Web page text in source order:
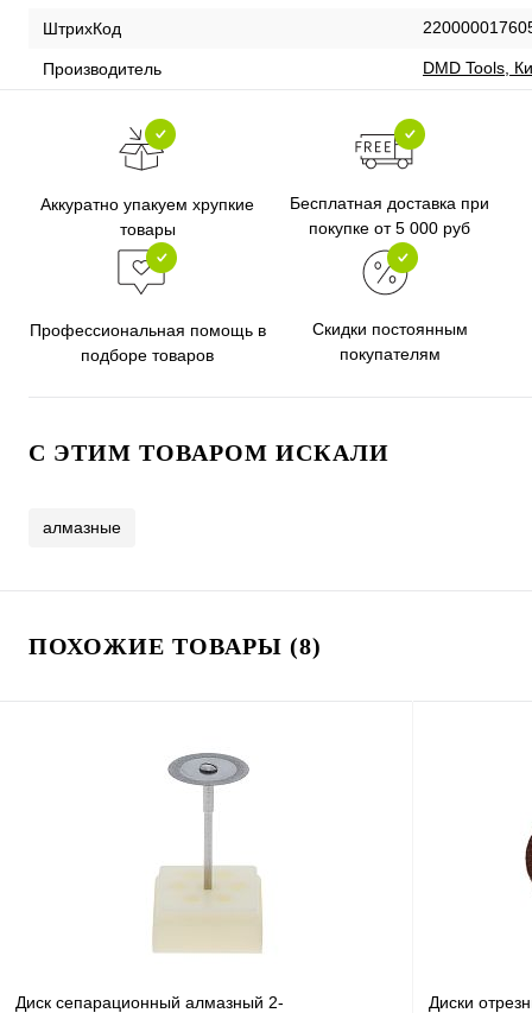
ШтрихКод
Производитель DMD Tools,
Аккуратно упакуем хрупкие
товары
Бесплатная доставка при
покупке от 5 000 руб
Профессиональная помощь в
подборе товаров
Скидки постоянным
покупателям
C ЭТИМ ТОВАРОМ ИСКАЛИ
алмазные
ПОХОЖИЕ ТОВАРЫ (8)
Диск сепарационный алмазный 2-
Диски